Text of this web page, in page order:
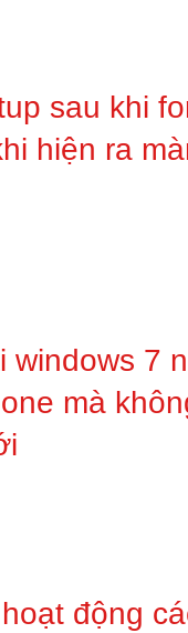
sau khi
hiện ra
windows 7
mà
động